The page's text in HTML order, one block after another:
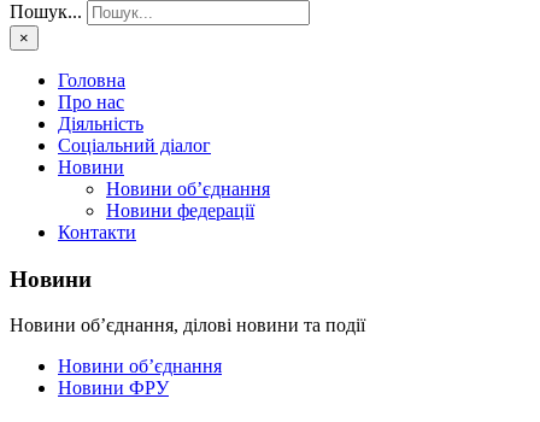
Пошук...
×
Головна
Про нас
Діяльність
Соціальний діалог
Новини
Новини об’єднання
Новини федерації
Контакти
Новини
Новини об’єднання, ділові новини та події
Новини об’єднання
Новини ФРУ